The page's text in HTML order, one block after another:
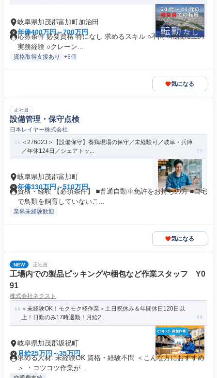
岐阜県加茂郡富加町加治田
年俸400万円～700万円
応募条件 必要資格 特になし 求めるスキル ○不問 ○機械加工の
実務経験 ○クレーン...
資格取得支援あり +8個
気になる
正社員
設備管理・保守点検
日本レイヤー株式会社
＜276023＞【設備保守】養鶏現場の保守／未経験可／岐阜・兵庫
／年休124日／シェアトッ...
岐阜県加茂郡富加町
年俸330万円～510万円
資格・経験 【必須条件】 ■普通自動車免許をお持ちの方 ■自宅
で鳥類を飼育していないこ...
業界未経験歓迎
気になる
NEW 正社員
工場内での製品ピッキングや梱包など作業スタッフ Y0
91
株式会社ネクスト
＜未経験OK！モクモク軽作業＞土日祝休み＆年間休日120日以
上！日勤のみ17時退勤！月給2...
岐阜県加茂郡坂祝町
月給25万円～35万円
求める人材: 未経験OK 資格・経験不問 ＜こんな方におすすめ
＞ ・コツコツ作業が...